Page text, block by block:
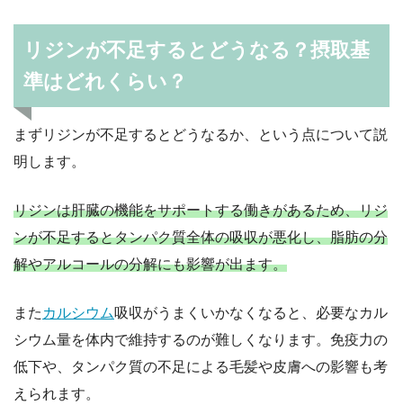
リジンが不足するとどうなる？摂取基
準はどれくらい？
まずリジンが不足するとどうなるか、という点について説
明します。
リジンは肝臓の機能をサポートする働きがあるため、リジ
ンが不足するとタンパク質全体の吸収が悪化し、脂肪の分
解やアルコールの分解にも影響が出ます。
また カルシウム 吸収がうまくいかなくなると、必要なカル
シウム量を体内で維持するのが難しくなります。免疫力の
低下や、タンパク質の不足による毛髪や皮膚への影響も考
えられます。